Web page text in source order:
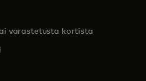
varastetusta kortista